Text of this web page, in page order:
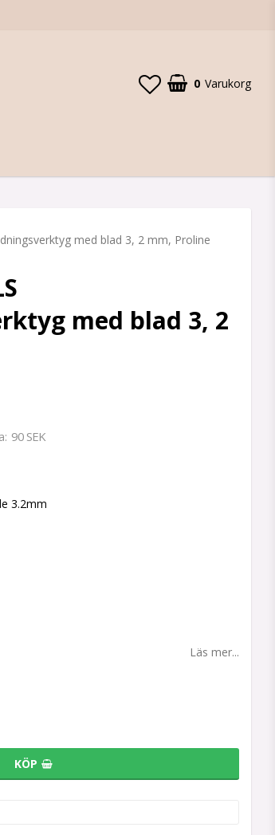
0 Varukorg
med blad 3, 2 mm, Proline
med blad 3, 2
90 SEK
3.2mm
Läs mer...
KÖP